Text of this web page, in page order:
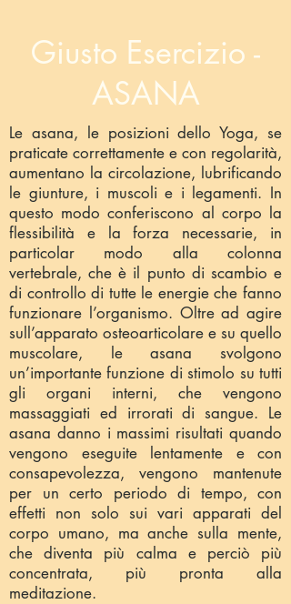
Giusto Esercizio -
ASANA
Le asana, le posizioni dello Yoga, se
praticate correttamente e con regolarità,
aumentano la circolazione, lubrificando
le giunture, i muscoli e i legamenti. In
questo modo conferiscono al corpo la
flessibilità e la forza necessarie, in
particolar modo alla colonna
vertebrale, che è il punto di scambio e
di controllo di tutte le energie che fanno
funzionare l’organismo. Oltre ad agire
sull’apparato osteoarticolare e su quello
muscolare, le asana svolgono
un’importante funzione di stimolo su tutti
gli organi interni, che vengono
massaggiati ed irrorati di sangue. Le
asana danno i massimi risultati quando
vengono eseguite lentamente e con
consapevolezza, vengono mantenute
per un certo periodo di tempo, con
effetti non solo sui vari apparati del
corpo umano, ma anche sulla mente,
che diventa più calma e perciò più
concentrata, più pronta alla
meditazione.